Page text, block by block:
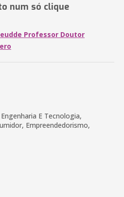
num só clique
Professor Doutor
E Tecnologia,
Empreendedorismo,